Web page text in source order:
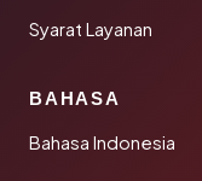
Syarat Layanan
BAHASA
Bahasa Indonesia